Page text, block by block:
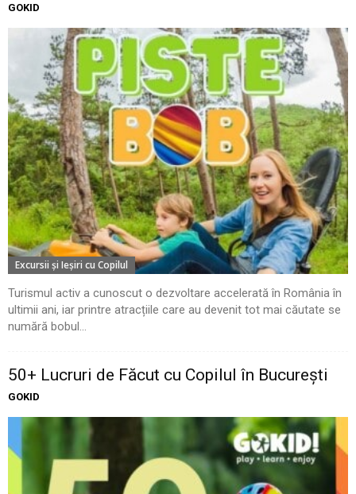
GOKID
Excursii şi Ieşiri cu Copilul
Turismul activ a cunoscut o dezvoltare accelerată în România în
ultimii ani, iar printre atracțiile care au devenit tot mai căutate se
numără bobul...
50+ Lucruri de Făcut cu Copilul în București
GOKID